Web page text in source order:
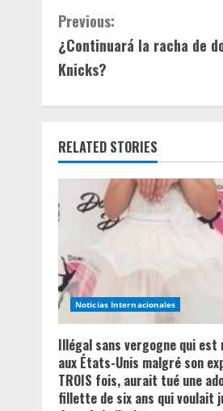
C
o
i
n
u
e
R
e
a
d
Previous:
¿Continuará la racha de
Knicks?
RELATED STORIES
Noticias Internacionales
Illégal sans vergogne qui
aux États-Unis malgré son
TROIS fois, aurait tué une
fillette de six ans qui voulait